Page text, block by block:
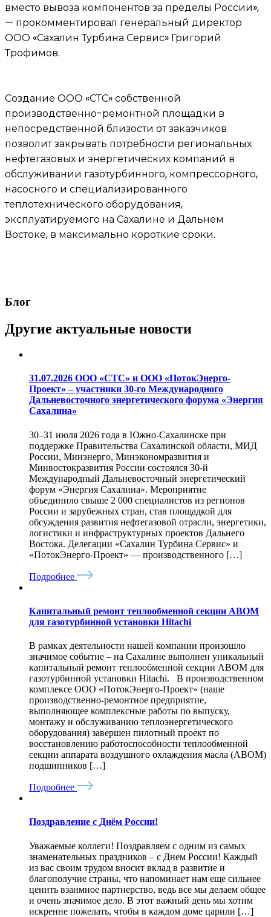
вместо вывоза компонентов за пределы России»,
— прокомментировал генеральный директор
ООО «Сахалин Турбина Сервис» Григорий
Трофимов.
Создание ООО «СТС» собственной
производственно-ремонтной площадки в
непосредственной близости от заказчиков
позволит закрывать потребности региональных
нефтегазовых и энергетических компаний в
обслуживании газотурбинного, компрессорного,
насосного и специализированного
теплотехнического оборудования,
эксплуатируемого на Сахалине и Дальнем
Востоке, в максимально короткие сроки.
Блог
Другие актуальные новости
31.07.2026 ООО «СТС» и ООО «ПотокЭнерго-
Проект» – участники 30-го Международного
Дальневосточного энергетического форума «Энергия
Сахалина»
30–31 июля 2026 года в Южно-Сахалинске при
поддержке Правительства Сахалинской области, МИД
России, Минэнерго, Минэкономразвития и
Минвостокразвития России состоялся 30-й
Международный Дальневосточный энергетический
форум «Энергия Сахалина». Мероприятие
объединило свыше 2 000 специалистов из регионов
России и зарубежных стран, став площадкой для
обсуждения развития нефтегазовой отрасли, энергетики,
логистики и инфраструктурных проектов Дальнего
Востока. Делегации «Сахалин Турбина Сервис» и
«ПотокЭнерго-Проект» — производственного […]
Подробнее
Капитальный ремонт теплообменной секции АВОМ
для газотурбинной установки Hitachi
В рамках деятельности нашей компании произошло
значимое событие – на Сахалине выполнен уникальный
капитальный ремонт теплообменной секции АВОМ для
газотурбинной установки Hitachi. В производственном
комплексе ООО «ПотокЭнерго-Проект» (наше
производственно-ремонтное предприятие,
выполняющее комплексные работы по выпуску,
монтажу и обслуживанию теплоэнергетического
оборудования) завершен пилотный проект по
восстановлению работоспособности теплообменной
секции аппарата воздушного охлаждения масла (АВОМ)
подшипников […]
Подробнее
Поздравление с Днём России!
Уважаемые коллеги! Поздравляем с одним из самых
знаменательных праздников – с Днем России! Каждый
из вас своим трудом вносит вклад в развитие и
благополучие страны, что напоминает нам еще сильнее
ценить взаимное партнерство, ведь все мы делаем общее
и очень значимое дело. В этот важный день мы хотим
искренне пожелать, чтобы в каждом доме царили […]